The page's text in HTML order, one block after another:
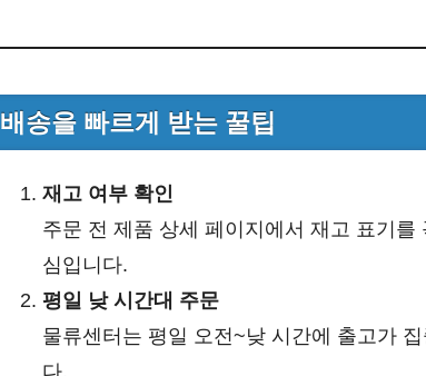
배송을 빠르게 받는 꿀팁
재고 여부 확인
주문 전 제품 상세 페이지에서 재고 표기를
심입니다.
평일 낮 시간대 주문
물류센터는 평일 오전~낮 시간에 출고가
다.